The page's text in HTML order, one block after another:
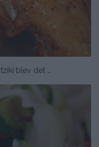
blev det …